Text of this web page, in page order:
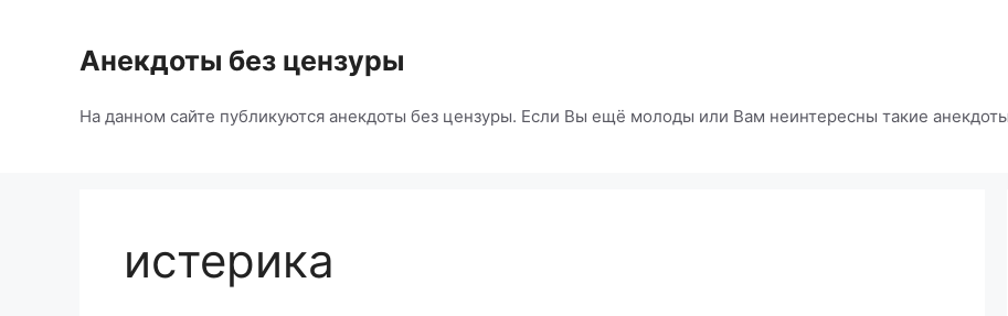
содержимомуАнекдоты без цензуры
На данном сайте публикуются анекдоты без цензуры. Если Вы ещё молоды или Вам неинтересны такие
истерика